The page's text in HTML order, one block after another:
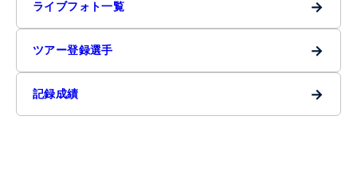
ライブフォト一覧 →
ツアー登録選手 →
記録成績 →